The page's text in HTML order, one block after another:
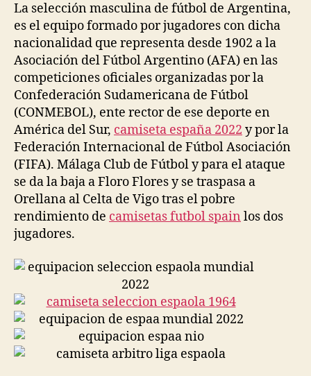
La selección masculina de fútbol de Argentina,
es el equipo formado por jugadores con dicha
nacionalidad que representa desde 1902 a la
Asociación del Fútbol Argentino (AFA) en las
competiciones oficiales organizadas por la
Confederación Sudamericana de Fútbol
(CONMEBOL), ente rector de ese deporte en
América del Sur, camiseta españa 2022 y por la
Federación Internacional de Fútbol Asociación
(FIFA). Málaga Club de Fútbol y para el ataque
se da la baja a Floro Flores y se traspasa a
Orellana al Celta de Vigo tras el pobre
rendimiento de camisetas futbol spain los dos
jugadores.